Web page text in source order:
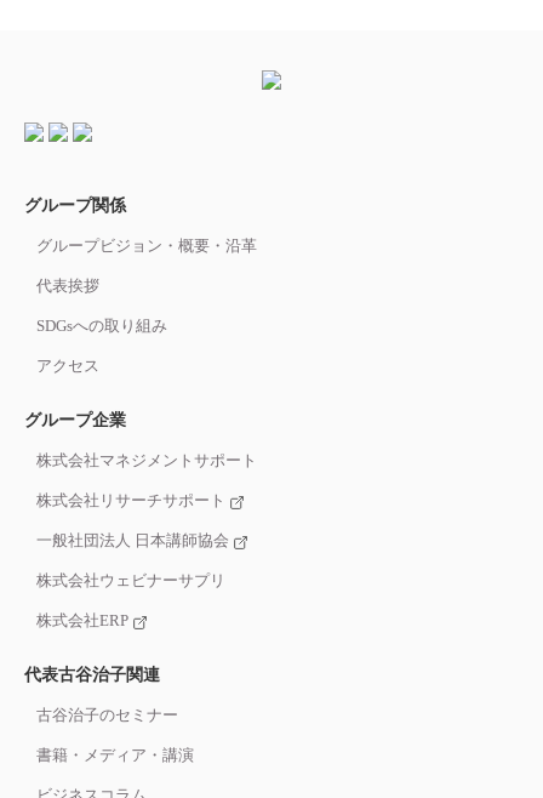
グループ関係
グループビジョン・概要・沿革
代表挨拶
SDGsへの取り組み
アクセス
グループ企業
株式会社マネジメントサポート
株式会社リサーチサポート
一般社団法人 日本講師協会
株式会社ウェビナーサプリ
株式会社ERP
代表古谷治子関連
古谷治子のセミナー
書籍・メディア・講演